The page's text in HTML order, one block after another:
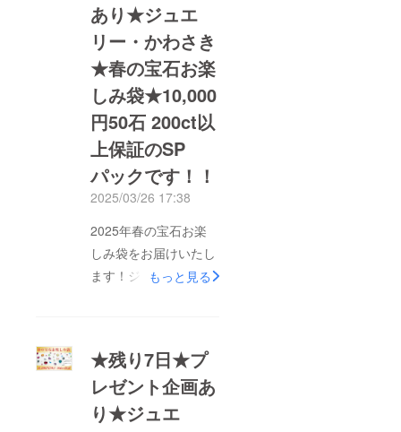
す。発送完了いたしま
したら、また報告させ
ていただきます。リ
ターン到着まで今しば
らくお待ちくださいま
せ。
あり★ジュエ
リー・かわさき
★春の宝石お楽
しみ袋★10,000
円50石 200ct以
上保証のSP
パックです！！
2025/03/26 17:38
2025年春の宝石お楽
しみ袋をお届けいたし
ます！ジュエリー・か
きました。10,000円
50石封入、50石合計
200ct以上保証の超・
もっと見る
★残り7日★プ
レゼント企画あ
り★ジュエ